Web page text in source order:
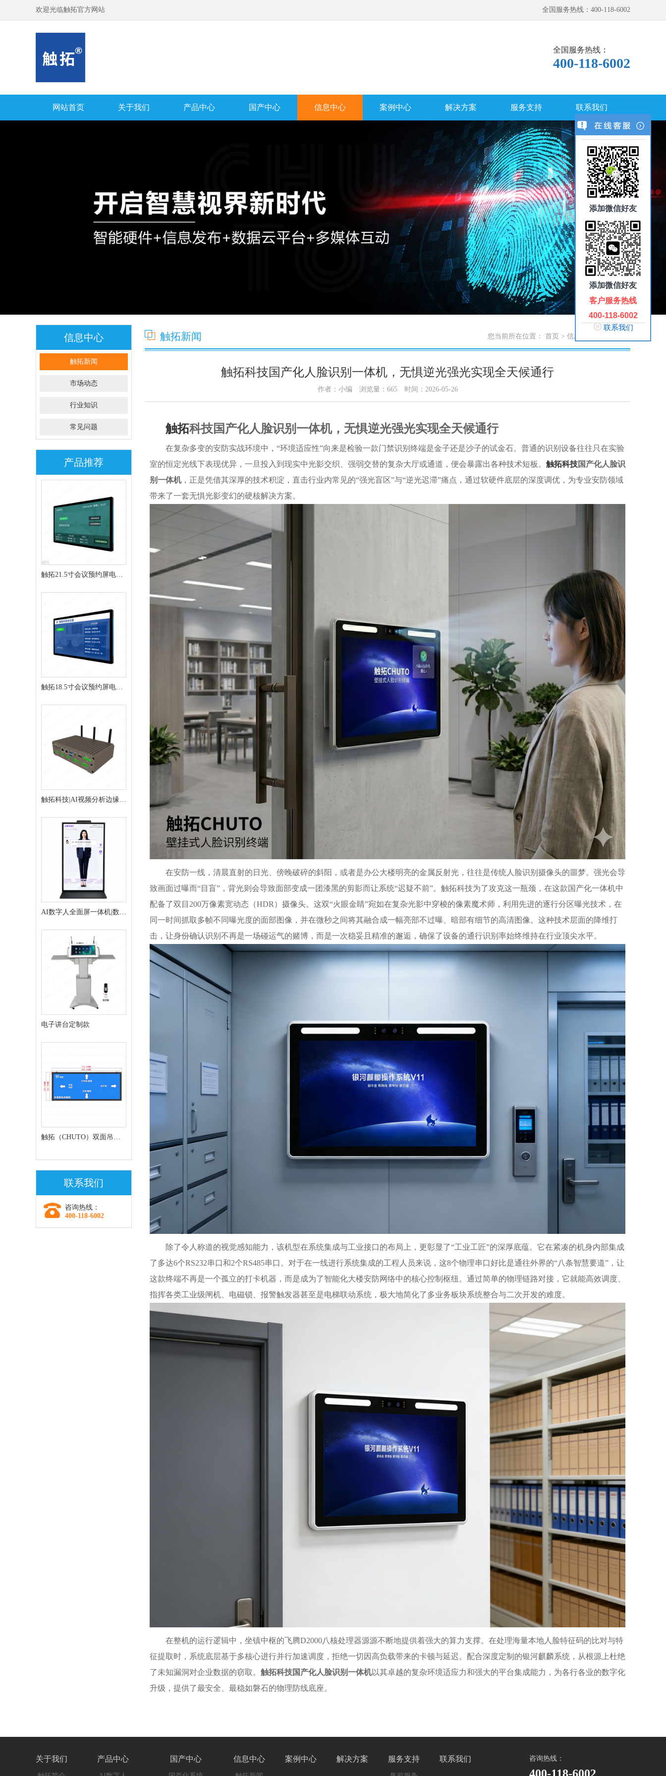
欢迎光临触拓官方网站 全国服务热线：400-118-6002
全国服务热线：
400-118-6002
网站首页 关于我们 产品中心 国产中心 信息中心 案例中心 解决方案 服务支持 联系我们
信息中心
触拓新闻
市场动态
行业知识
常见问题
产品推荐
触拓21.5寸会议预约屏电子
门牌CT215H
触拓18.5寸会议预约屏电子
门牌会议门牌
触拓科技|AI视频分析边缘推
理盒
AI数字人全面屏一体机|数字
人交互终端
电子讲台定制款
触拓（CHUTO）双面吊挂
联系我们
咨询热线：
400-118-6002
触拓新闻 您当前所在位置： 首页 > 信息中心
触拓科技国产化人脸识别一体机，无惧逆光强光实现全天候通行
作者：小编 浏览量： 665 时间：2026-05-26
触拓科技国产化人脸识别一体机，无惧逆光强光实现全天候通行
在复杂多变的安防实战环境中，“环境适应性”向来是检验一款门禁识别终端是金子还是沙子的试金石。普通的识别设备往往只在实验
室的恒定光线下表现优异，一旦投入到现实中光影交织、强弱交替的复杂大厅或通道，便会暴露出各种技术短板。 触拓科技国产化人脸识
别一体机，正是凭借其深厚的技术积淀，直击行业内常见的“强光盲区”与“逆光迟滞”痛点，通过软硬件底层的深度调优，为专业安防领域
带来了一套无惧光影变幻的硬核解决方案。
在安防一线，清晨直射的日光、傍晚破碎的斜阳，或者是办公大楼明亮的金属反射光，往往是传统人脸识别摄像头的噩梦。强光会导
致画面过曝而“目盲”，背光则会导致面部变成一团漆黑的剪影而让系统“迟疑不前”。触拓科技为了攻克这一瓶颈，在这款国产化一体机中
配备了双目200万像素宽动态（HDR）摄像头。这双“火眼金睛”宛如在复杂光影中穿梭的像素魔术师，利用先进的逐行分区曝光技术，在
同一时间抓取多帧不同曝光度的面部图像，并在微秒之间将其融合成一幅亮部不过曝、暗部有细节的高清图像。这种技术层面的降维打
击，让身份确认识别不再是一场碰运气的赌博，而是一次稳妥且精准的邂逅，确保了设备的通行识别率始终维持在行业顶尖水平。
除了令人称道的视觉感知能力，该机型在系统集成与工业接口的布局上，更彰显了“工业工匠”的深厚底蕴。它在紧凑的机身内部集成
了多达6个RS232串口和2个RS485串口。对于在一线进行系统集成的工程人员来说，这8个物理串口好比是通往外界的“八条智慧要道”，让
这款终端不再是一个孤立的打卡机器，而是成为了智能化大楼安防网络中的核心控制枢纽。通过简单的物理链路对接，它就能高效调度、
指挥各类工业级闸机、电磁锁、报警触发器甚至是电梯联动系统，极大地简化了多业务板块系统整合与二次开发的难度。
在整机的运行逻辑中，坐镇中枢的飞腾D2000八核处理器源源不断地提供着强大的算力支撑。在处理海量本地人脸特征码的比对与特
征提取时，系统底层基于多核心进行并行加速调度，拒绝一切因高负载带来的卡顿与延迟。配合深度定制的银河麒麟系统，从根源上杜绝
了未知漏洞对企业数据的窃取。 触拓科技国产化人脸识别一体机以其卓越的复杂环境适应力和强大的平台集成能力，为各行各业的数字化
升级，提供了最安全、最稳如磐石的物理防线底座。
关于我们 产品中心 国产中心 信息中心 案例中心 解决方案 服务支持 联系我们 咨询热线：
添加微信好友
添加微信好友
客户服务热线
400-118-6002
联系我们